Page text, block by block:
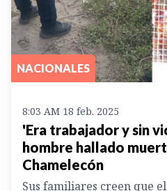
NACIONALES
8:03 AM 18 feb. 2025
'Era trabajador y sin
hombre hallado
Chamelecón
Sus familiares creen que